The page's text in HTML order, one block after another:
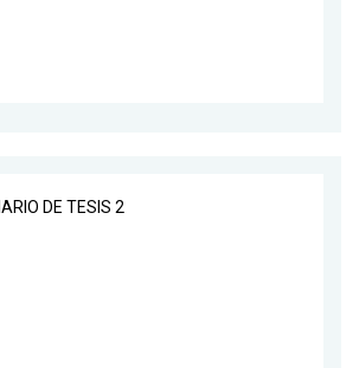
DE TESIS 2